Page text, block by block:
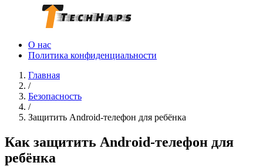
О нас
Политика конфиденциальности
Главная
/
Безопасность
/
Защитить Android‑телефон для ребёнка
Как защитить Android‑телефон для
ребёнка